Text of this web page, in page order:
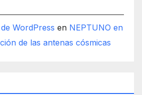
WordPress en NEPTUNO en
de las antenas cósmicas